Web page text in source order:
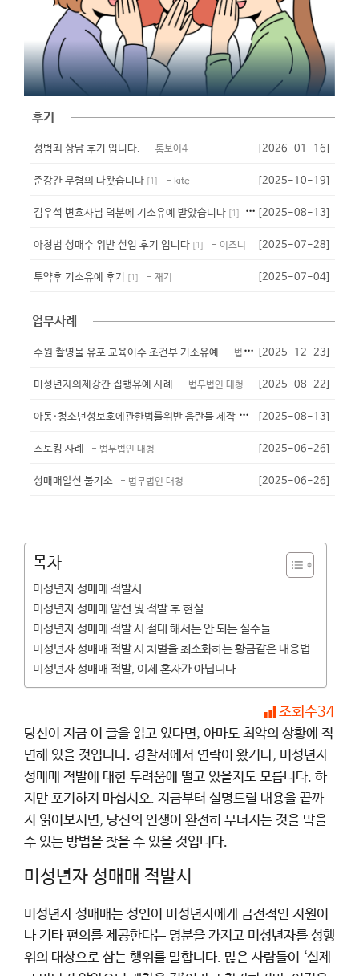
후기
성범죄 상담 후기 입니다. - 톰보이4 [2026-01-16]
준강간 무혐의 나왓습니다 1 - kite [2025-10-19]
김우석 변호사님 덕분에 기소유예 받았습니다 1 - 준밧드
[2025-08-13]
아청법 성매수 위반 선임 후기 입니다 1 - 이즈니 [2025-07-28]
투약후 기소유예 후기 1 - 재기 [2025-07-04]
업무사례
수원 촬영물 유포 교육이수 조건부 기소유예 - 법무법인 대청 [2025-12-23]
미성년자의제강간 집행유예 사례 - 법무법인 대청 [2025-08-22]
아
동·청소년성보호에관한법률위반 음란물 제작 유포 - 기소유예 - 법무법인
[2025-08-13]
스토킹 사례 - 법무법인 대청 [2025-06-26]
성매매알선 불기소 - 법무법인 대청 [2025-06-26]
목차
미성년자 성매매 적발시
미성년자 성매매 알선 및 적발 후 현실
미성년자 성매매 적발 시 절대 해서는 안 되는 실수들
미성년자 성매매 적발 시 처벌을 최소화하는 황금같은 대응법
미성년자 성매매 적발, 이제 혼자가 아닙니다
조회수34
당신이 지금 이 글을 읽고 있다면, 아마도 최악의 상황에 직
면해 있을 것입니다. 경찰서에서 연락이 왔거나, 미성년자
성매매 적발에 대한 두려움에 떨고 있을지도 모릅니다. 하
지만 포기하지 마십시오. 지금부터 설명드릴 내용을 끝까
지 읽어보시면, 당신의 인생이 완전히 무너지는 것을 막을
수 있는 방법을 찾을 수 있을 것입니다.
미성년자 성매매 적발시
미성년자 성매매는 성인이 미성년자에게 금전적인 지원이
나 기타 편의를 제공한다는 명분을 가지고 미성년자를 성행
위의 대상으로 삼는 행위를 말합니다. 많은 사람들이 ‘실제